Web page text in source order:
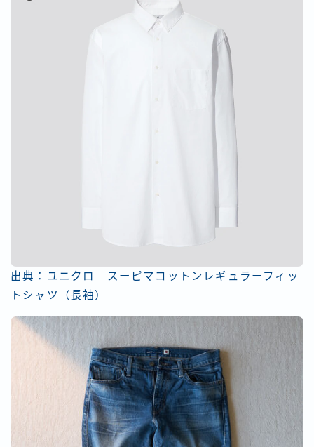
出典：ユニクロ スーピマコットンレギュラーフィッ
トシャツ（長袖）